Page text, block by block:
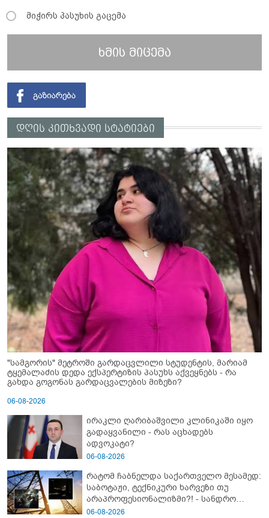
მიჭირს პასუხის გაცემა
ხმის მიცემა
დღის კითხვადი სტატიები
"სამგორის" მეტროში გარდაცვლილი სტუდენტის, მარიამ
ტყემალაძის დედა ექსპერტიზის პასუხს აქვეყნებს - რა
გახდა გოგონას გარდაცვალების მიზეზი?
06-08-2026
ირაკლი ღარიბაშვილი კლინიკაში იყო
გადაყვანილი - რას აცხადებს
ადვოკატი?
06-08-2026
რატომ ჩაბნელდა საქართველო მესამედ:
საბოტაჟი, ტექნიკური ხარვეზი თუ
არაპროფესიონალიზმი?! - სანდრო
თვალჭრელიძის ანალიზი
06-08-2026